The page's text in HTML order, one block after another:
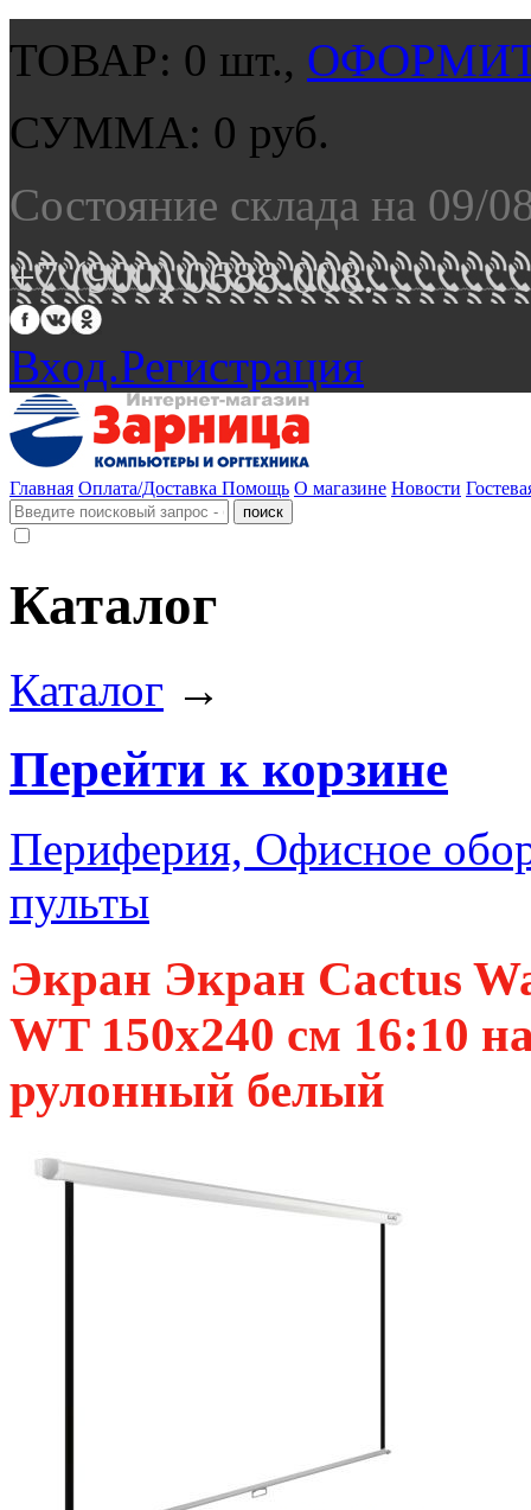
ТОВАР: 0 шт.,
СУММА: 0 руб.
Состояние склада на 09/
+7 (900) 0688 008.
Вход.Регистрация
Главная Оплата/Доставка Помощь О магазине Новости
Каталог
Каталог →
Перейти к корзине
Периферия, Офисное
пульты
Экран Экран Cactus
WT 150x240 см 16:10
рулонный белый